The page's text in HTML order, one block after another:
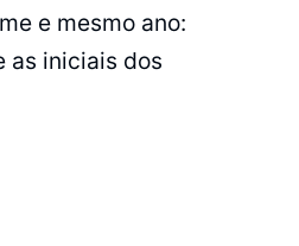
e mesmo ano:
as iniciais dos